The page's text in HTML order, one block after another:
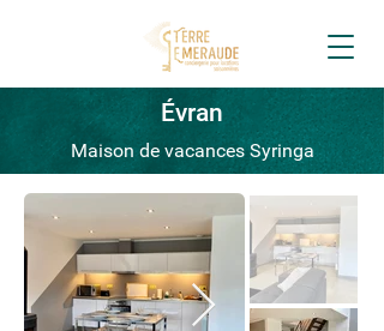
Évran
Maison de vacances Syringa